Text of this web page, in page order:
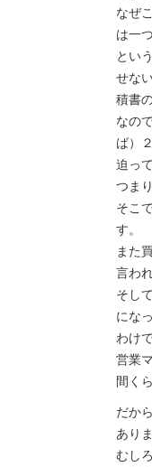
なぜ
は一
とい
せな
積書
なの
ば）
迫っ
つま
そこ
す。
また
言わ
そし
にな
わけ
営業
間く
だか
あり
むし